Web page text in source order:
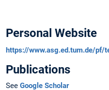
Personal Website
https://www.asg.ed.tum.de/pf/
Publications
See Google Scholar